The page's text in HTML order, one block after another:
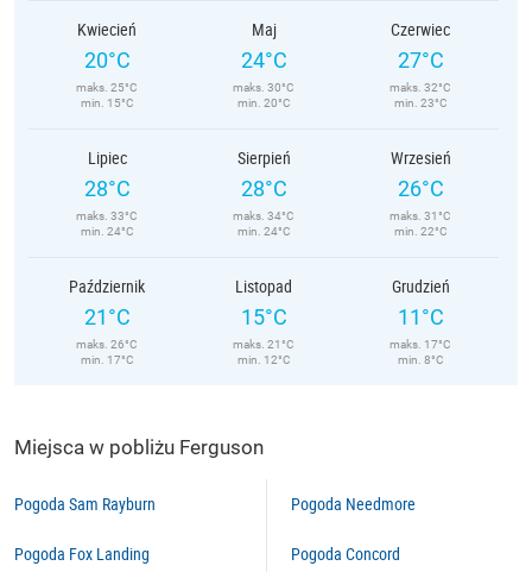
Kwiecień
20°C
maks. 25°C
min. 15°C
Maj
24°C
maks. 30°C
min. 20°C
Czerwiec
27°C
maks. 32°C
min. 23°C
Lipiec
28°C
maks. 33°C
min. 24°C
Sierpień
28°C
maks. 34°C
min. 24°C
Wrzesień
26°C
maks. 31°C
min. 22°C
Październik
21°C
maks. 26°C
min. 17°C
Listopad
15°C
maks. 21°C
min. 12°C
Grudzień
11°C
maks. 17°C
min. 8°C
Miejsca w pobliżu Ferguson
Pogoda Sam Rayburn
Pogoda Fox Landing
Pogoda Needmore
Pogoda Concord